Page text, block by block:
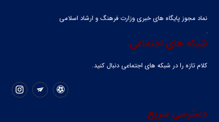
نماد مجوز پایگاه های خبری وزارت فرهنگ و ارشاد اسلامی
شبکه های اجتماعی
کلام تازه را در شبکه ‌های اجتماعی دنبال کنید.
دسترسی سریع